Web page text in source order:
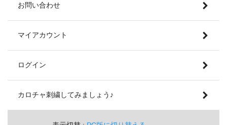
お問い合わせ
マイアカウント
ログイン
カロチャ刺繍してみましょう♪